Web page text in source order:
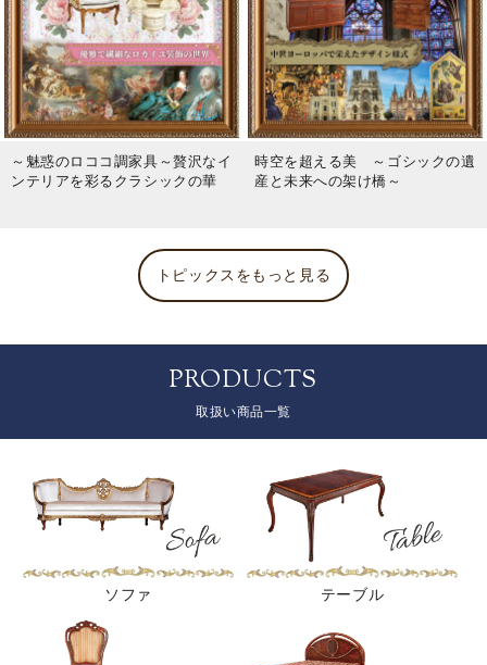
～魅惑のロココ調家具～贅沢なイ
ンテリアを彩るクラシックの華
時空を超える美 ～ゴシックの遺
産と未来への架け橋～
トピックスをもっと見る
PRODUCTS
取扱い商品一覧
ソファ テーブル